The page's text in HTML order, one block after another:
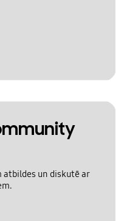
atbildes un diskutē ar